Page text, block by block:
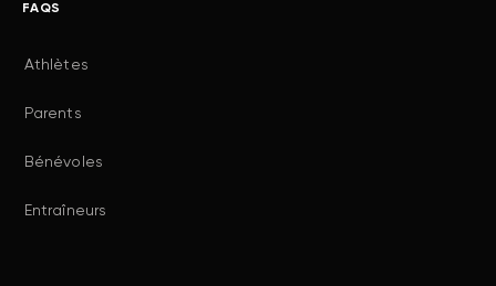
FAQS
Athlètes
Parents
Bénévoles
Entraîneurs